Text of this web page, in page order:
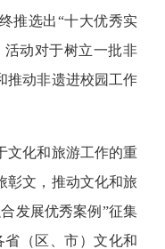
推选出“十大优秀实
活动对于树立一批非
推动非遗进校园工作
文化和旅游工作的重
彰文，推动文化和旅
发展优秀案例”征集
省（区、市）文化和